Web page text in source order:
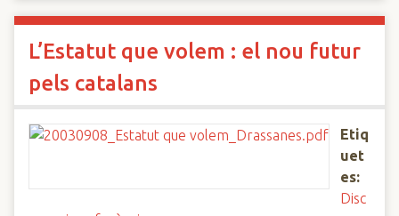
L’Estatut que volem : el nou futur
pels catalans
Etiq
uet
es:
Disc